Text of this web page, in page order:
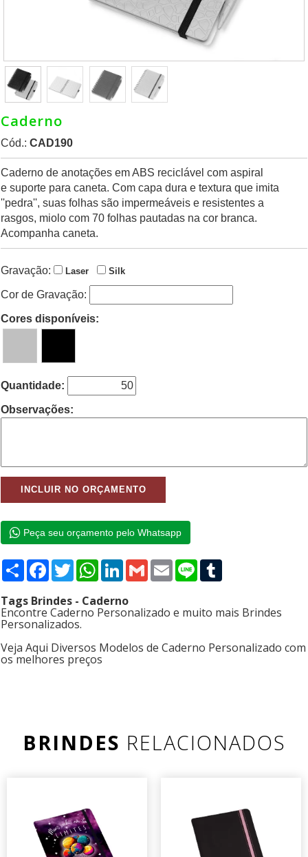
Caderno
Cód.: CAD190
Caderno de anotações em ABS reciclável com aspiral
e suporte para caneta. Com capa dura e textura que imita
''pedra'', suas folhas são impermeáveis e resistentes a
rasgos, miolo com 70 folhas pautadas na cor branca.
Acompanha caneta.
Gravação: Laser Silk
Cor de Gravação:
Cores disponíveis:
Quantidade:
Observações:
Peça seu orçamento pelo Whatsapp
Compartilhar
Facebook
TwitterWhatsApp
LinkedIn
GmailEmailLine
Tags Brindes - Caderno
Encontre Caderno Personalizado e muito mais Brindes
Personalizados.
Veja Aqui Diversos Modelos de Caderno Personalizado com
os melhores preços
BRINDES RELACIONADOS